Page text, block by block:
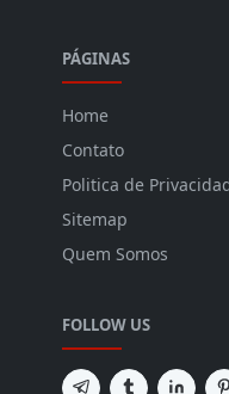
PÁGINAS
Home
Contato
Politica de
Sitemap
Quem Somos
FOLLOW US